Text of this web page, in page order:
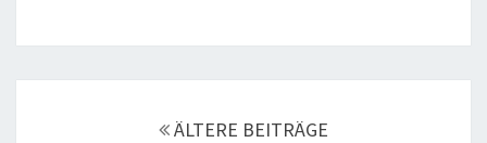
ÄLTERE BEITRÄGE